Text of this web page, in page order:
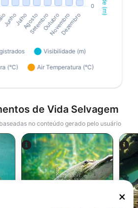
de Vida Selvagem
no conteúdo gerado pelo usuário
iStock-abadonian